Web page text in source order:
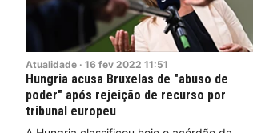
Atualidade · 16 fev 2022 11:51
Hungria acusa Bruxelas de "abuso de
poder" após rejeição de recurso por
tribunal europeu